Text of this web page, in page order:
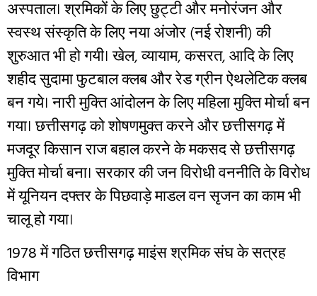
अस्पताल। श्रमिकों के लिए छुट्टी और मनोरंजन और
स्वस्थ संस्कृति के लिए नया अंजोर (नई रोशनी) की
शुरुआत भी हो गयी। खेल, व्यायाम, कसरत, आदि के लिए
शहीद सुदामा फुटबाल क्लब और रेड ग्रीन ऐथलेटिक क्लब
बन गये। नारी मुक्ति आंदोलन के लिए महिला मुक्ति मोर्चा बन
गया। छत्तीसगढ़ को शोषणमुक्त करने और छत्तीसगढ़ में
मजदूर किसान राज बहाल करने के मकसद से छत्तीसगढ़
मुक्ति मोर्चा बना। सरकार की जन विरोधी वननीति के विरोध
में यूनियन दफ्तर के पिछवाड़े माडल वन सृजन का काम भी
चालू हो गया।
1978में गठित छत्तीसगढ़ माइंस श्रमिक संघ के सत्रह
विभाग